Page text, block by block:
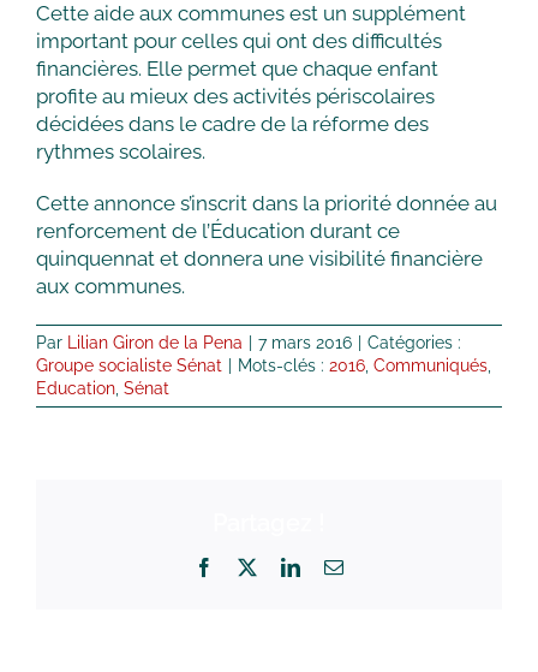
Cette aide aux communes est un supplément
important pour celles qui ont des difficultés
financières. Elle permet que chaque enfant
profite au mieux des activités périscolaires
décidées dans le cadre de la réforme des
rythmes scolaires.
Cette annonce s’inscrit dans la priorité donnée au
renforcement de l’Éducation durant ce
quinquennat et donnera une visibilité financière
aux communes.
Par Lilian Giron de la Pena 7 mars 2016
Catégories :
Groupe socialiste Sénat
Mots-clés : 2016 Communiqués
Education Sénat
Facebook LinkedInEmail